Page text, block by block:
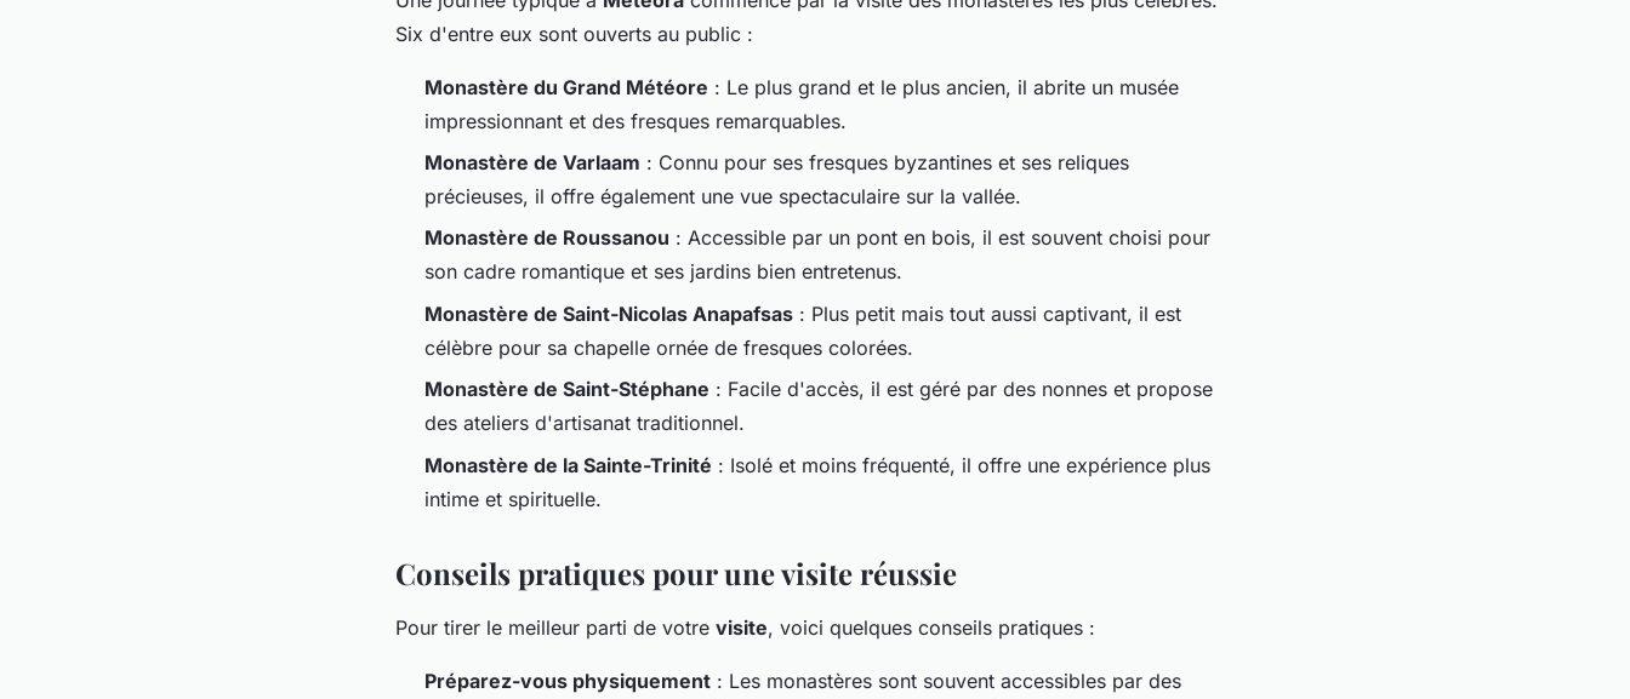
Six d'entre eux sont ouverts au public :
Monastère du Grand Météore : Le plus grand et le plus ancien, il abrite un musée
impressionnant et des fresques remarquables.
Monastère de Varlaam : Connu pour ses fresques byzantines et ses reliques
précieuses, il offre également une vue spectaculaire sur la vallée.
Monastère de Roussanou : Accessible par un pont en bois, il est souvent choisi pour
son cadre romantique et ses jardins bien entretenus.
Monastère de Saint-Nicolas Anapafsas : Plus petit mais tout aussi captivant, il est
célèbre pour sa chapelle ornée de fresques colorées.
Monastère de Saint-Stéphane : Facile d'accès, il est géré par des nonnes et propose
des ateliers d'artisanat traditionnel.
Monastère de la Sainte-Trinité : Isolé et moins fréquenté, il offre une expérience plus
intime et spirituelle.
Conseils pratiques pour une visite réussie
Pour tirer le meilleur parti de votre visite, voici quelques conseils pratiques :
Préparez-vous physiquement : Les monastères sont souvent accessibles par des